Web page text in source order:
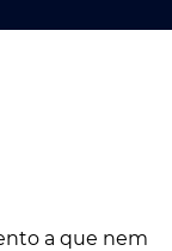
a que nem